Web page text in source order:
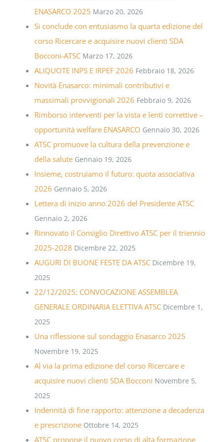
ENASARCO 2025 Marzo 20, 2026
Si conclude con entusiasmo la quarta edizione del
corso Ricercare e acquisire nuovi clienti SDA
Bocconi-ATSC Marzo 17, 2026
ALIQUOTE INPS E IRPEF 2026 Febbraio 18, 2026
Novità Enasarco: minimali contributivi e
massimali provvigionali 2026 Febbraio 9, 2026
Rimborso interventi per la vista e lenti correttive –
opportunità welfare ENASARCO Gennaio 30, 2026
ATSC promuove la cultura della prevenzione e
della salute Gennaio 19, 2026
Insieme, costruiamo il futuro: quota associativa
2026 Gennaio 5, 2026
Lettera di inizio anno 2026 del Presidente ATSC
Gennaio 2, 2026
Rinnovato il Consiglio Direttivo ATSC per il triennio
2025-2028 Dicembre 22, 2025
AUGURI DI BUONE FESTE DA ATSC Dicembre 19,
2025
22/12/2025: CONVOCAZIONE ASSEMBLEA
GENERALE ORDINARIA ELETTIVA ATSC Dicembre 1,
2025
Una riflessione sul sondaggio Enasarco 2025
Novembre 19, 2025
Al via la prima edizione del corso Ricercare e
acquisire nuovi clienti SDA Bocconi Novembre 5,
2025
Indennità di fine rapporto: attenzione a decadenza
e prescrizione Ottobre 14, 2025
ATSC propone il nuovo corso di alta formazione